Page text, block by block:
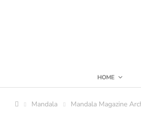
HOME
Mandala Mandala Magazine